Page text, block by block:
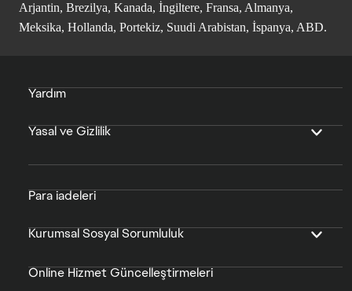
Arjantin, Brezilya, Kanada, İngiltere, Fransa, Almanya,
Meksika, Hollanda, Portekiz, Suudi Arabistan, İspanya, ABD.
Yardım
Yasal ve Gizlilik
Para iadeleri
Kurumsal Sosyal Sorumluluk
Online Hizmet Güncelleştirmeleri